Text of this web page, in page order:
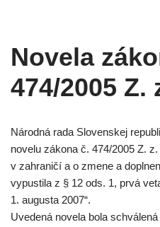
Novela
474/2005 Z.
Národná rada Slovenskej
novelu zákona č. 474/2005 Z.
v zahraničí a o zmene a
vypustila z § 12 ods. 1, prvá
1. augusta 2007“.
Uvedená novela bola